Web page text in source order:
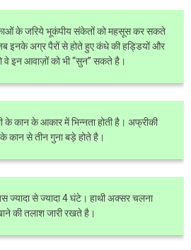
के जरिये भूकंपीय संकेतों को महसूस कर सकते
इनके अग्र पैरों से होते हुए कंधे की हड्डियों और
वे इन आवाज़ों को भी “सुन” सकते है।
के कान के आकार में भिन्नता होती है। अफ्रीकी
के कान से तीन गुना बड़े होते है।
ज्यादा से ज्यादा 4 घंटे। हाथी अक्सर चलना
की तलाश जारी रखते है।